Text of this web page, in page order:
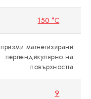
150 °C
призми магнетизирани
перпендикулярно на
повърхността
9